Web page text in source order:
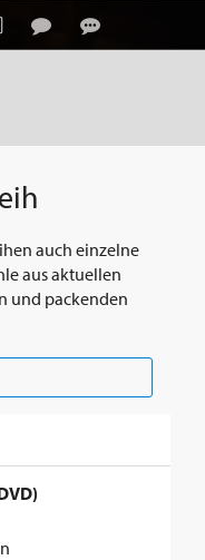
auch einzelne
aus aktuellen
und packenden